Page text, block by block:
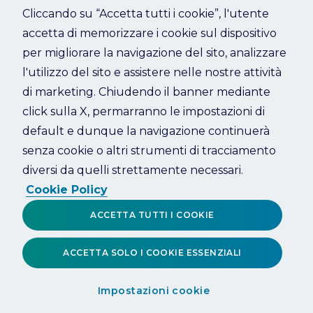
Refresh
Cliccando su “Accetta tutti i cookie”, l'utente
accetta di memorizzare i cookie sul dispositivo
per migliorare la navigazione del sito, analizzare
l'utilizzo del sito e assistere nelle nostre attività
di marketing. Chiudendo il banner mediante
click sulla X, permarranno le impostazioni di
default e dunque la navigazione continuerà
senza cookie o altri strumenti di tracciamento
diversi da quelli strettamente necessari.
Cookie Policy
Impostazioni cookie
ACCETTA SOLO I COOKIE ESSENZIALI
ACCETTA TUTTI I COOKIE